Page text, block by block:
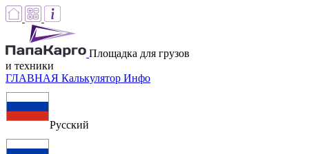
Площадка для грузов
и техники
ГЛАВНАЯ Калькулятор Инфо
Русский